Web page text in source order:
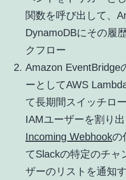
関数を呼び出して、
DynamoDBにその履
クフロー
Amazon EventBridge
ーとしてAWS
て長期間スイッチロ
IAMユーザーを割り出
Incoming Webhookの
てSlackの特定のチャ
ザーのリストを通知